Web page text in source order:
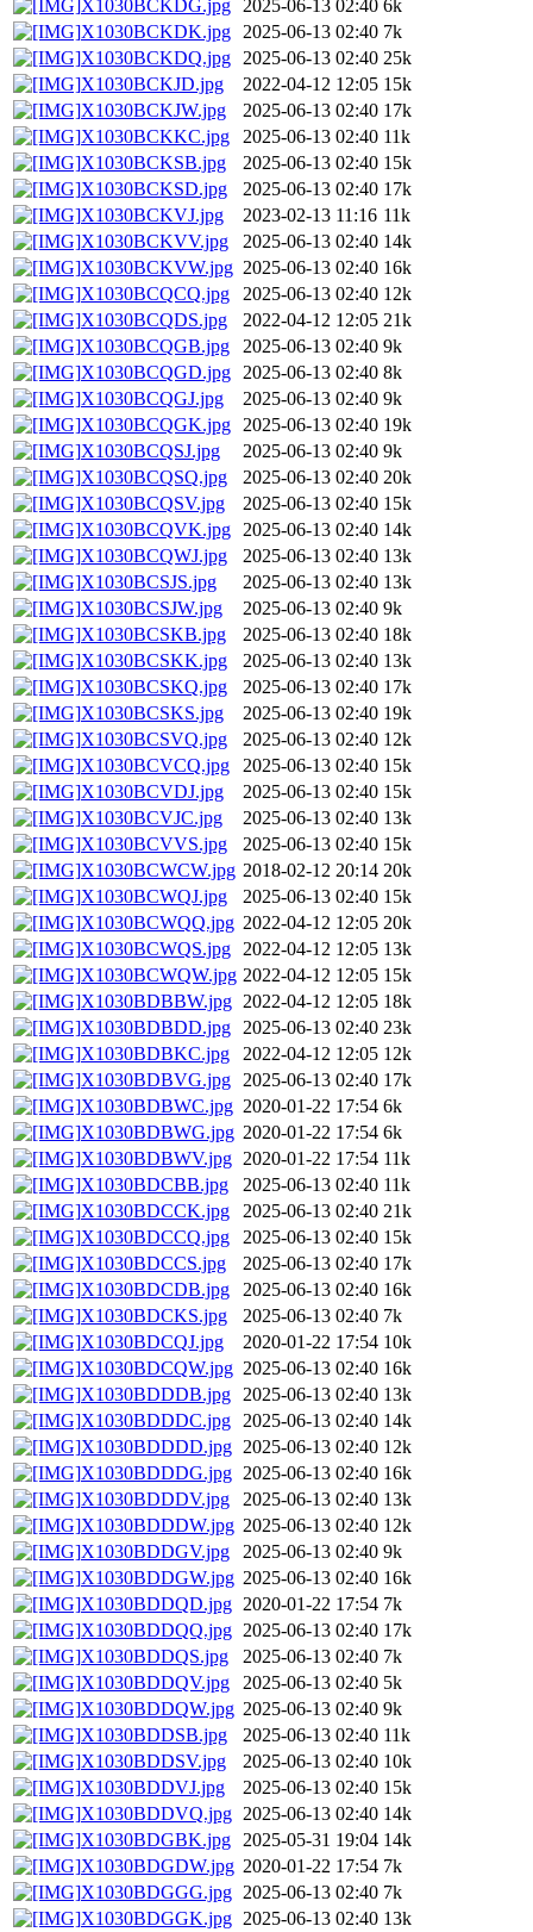
X1030BCKDG.jpg 2025-06-13 02:40 6k
X1030BCKDK.jpg
2025-06-13 02:40 7k
X1030BCKDQ.jpg
2025-06-13 02:40 25k
X1030BCKJD.jpg
2022-04-12 12:05 15k
X1030BCKJW.jpg
2025-06-13 02:40 17k
X1030BCKKC.jpg
2025-06-13 02:40 11k
X1030BCKSB.jpg
2025-06-13 02:40 15k
X1030BCKSD.jpg
2025-06-13 02:40 17k
X1030BCKVJ.jpg
2023-02-13 11:16 11k
X1030BCKVV.jpg
2025-06-13 02:40 14k
X1030BCKVW.jpg 2025-06-13 02:40 16k
X1030BCQCQ.jpg
2025-06-13 02:40 12k
X1030BCQDS.jpg
2022-04-12 12:05 21k
X1030BCQGB.jpg
2025-06-13 02:40 9k
X1030BCQGD.jpg
2025-06-13 02:40 8k
X1030BCQGJ.jpg
2025-06-13 02:40 9k
X1030BCQGK.jpg
2025-06-13 02:40 19k
X1030BCQSJ.jpg
2025-06-13 02:40 9k
X1030BCQSQ.jpg
2025-06-13 02:40 20k
X1030BCQSV.jpg
2025-06-13 02:40 15k
X1030BCQVK.jpg
2025-06-13 02:40 14k
X1030BCQWJ.jpg
2025-06-13 02:40 13k
X1030BCSJS.jpg
2025-06-13 02:40 13k
X1030BCSJW.jpg
2025-06-13 02:40 9k
X1030BCSKB.jpg
2025-06-13 02:40 18k
X1030BCSKK.jpg
2025-06-13 02:40 13k
X1030BCSKQ.jpg
2025-06-13 02:40 17k
X1030BCSKS.jpg
2025-06-13 02:40 19k
X1030BCSVQ.jpg
2025-06-13 02:40 12k
X1030BCVCQ.jpg
2025-06-13 02:40 15k
X1030BCVDJ.jpg
2025-06-13 02:40 15k
X1030BCVJC.jpg
2025-06-13 02:40 13k
X1030BCVVS.jpg
2025-06-13 02:40 15k
X1030BCWCW.jpg 2018-02-12 20:14 20k
X1030BCWQJ.jpg
2025-06-13 02:40 15k
X1030BCWQQ.jpg 2022-04-12 12:05 20k
X1030BCWQS.jpg
2022-04-12 12:05 13k
X1030BCWQW.jpg 2022-04-12 12:05 15k
X1030BDBBW.jpg 2022-04-12 12:05 18k
X1030BDBDD.jpg
2025-06-13 02:40 23k
X1030BDBKC.jpg
2022-04-12 12:05 12k
X1030BDBVG.jpg
2025-06-13 02:40 17k
X1030BDBWC.jpg 2020-01-22 17:54 6k
X1030BDBWG.jpg 2020-01-22 17:54 6k
X1030BDBWV.jpg 2020-01-22 17:54 11k
X1030BDCBB.jpg
2025-06-13 02:40 11k
X1030BDCCK.jpg
2025-06-13 02:40 21k
X1030BDCCQ.jpg
2025-06-13 02:40 15k
X1030BDCCS.jpg
2025-06-13 02:40 17k
X1030BDCDB.jpg
2025-06-13 02:40 16k
X1030BDCKS.jpg
2025-06-13 02:40 7k
X1030BDCQJ.jpg
2020-01-22 17:54 10k
X1030BDCQW.jpg 2025-06-13 02:40 16k
X1030BDDDB.jpg
2025-06-13 02:40 13k
X1030BDDDC.jpg
2025-06-13 02:40 14k
X1030BDDDD.jpg 2025-06-13 02:40 12k
X1030BDDDG.jpg 2025-06-13 02:40 16k
X1030BDDDV.jpg
2025-06-13 02:40 13k
X1030BDDDW.jpg 2025-06-13 02:40 12k
X1030BDDGV.jpg
2025-06-13 02:40 9k
X1030BDDGW.jpg 2025-06-13 02:40 16k
X1030BDDQD.jpg 2020-01-22 17:54 7k
X1030BDDQQ.jpg 2025-06-13 02:40 17k
X1030BDDQS.jpg
2025-06-13 02:40 7k
X1030BDDQV.jpg
2025-06-13 02:40 5k
X1030BDDQW.jpg 2025-06-13 02:40 9k
X1030BDDSB.jpg
2025-06-13 02:40 11k
X1030BDDSV.jpg
2025-06-13 02:40 10k
X1030BDDVJ.jpg
2025-06-13 02:40 15k
X1030BDDVQ.jpg 2025-06-13 02:40 14k
X1030BDGBK.jpg
2025-05-31 19:04 14k
X1030BDGDW.jpg 2020-01-22 17:54 7k
X1030BDGGG.jpg 2025-06-13 02:40 7k
X1030BDGGK.jpg 2025-06-13 02:40 13k